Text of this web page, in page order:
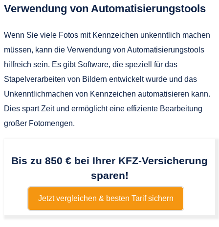
Verwendung von Automatisierungstools
Wenn Sie viele Fotos mit Kennzeichen unkenntlich machen
müssen, kann die Verwendung von Automatisierungstools
hilfreich sein. Es gibt Software, die speziell für das
Stapelverarbeiten von Bildern entwickelt wurde und das
Unkenntlichmachen von Kennzeichen automatisieren kann.
Dies spart Zeit und ermöglicht eine effiziente Bearbeitung
großer Fotomengen.
Bis zu 850 € bei Ihrer KFZ-Versicherung
sparen!
Jetzt vergleichen & besten Tarif sichern